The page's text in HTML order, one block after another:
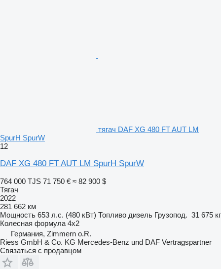
тягач DAF XG 480 FT AUT LM
SpurH SpurW
12
DAF XG 480 FT AUT LM SpurH SpurW
764 000 TJS 71 750 € ≈ 82 900 $
Тягач
2022
281 662 км
Мощность 653 л.с. (480 кВт) Топливо дизель Грузопод. 31 675 кг
Колесная формула 4x2
Германия, Zimmern o.R.
Riess GmbH & Co. KG Mercedes-Benz und DAF Vertragspartner
Связаться с продавцом